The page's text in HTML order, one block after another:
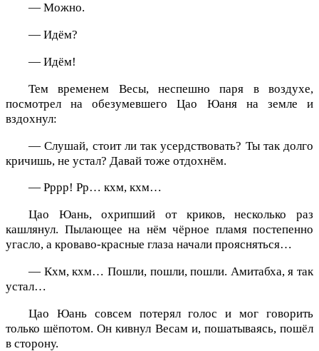
— Можно.
— Идём?
— Идём!
Тем временем Весы, неспешно паря в воздухе,
посмотрел на обезумевшего Цао Юаня на земле и
вздохнул:
— Слушай, стоит ли так усердствовать? Ты так долго
кричишь, не устал? Давай тоже отдохнём.
— Рррр! Рр… кхм, кхм…
Цао Юань, охрипший от криков, несколько раз
кашлянул. Пылающее на нём чёрное пламя постепенно
угасло, а кроваво-красные глаза начали проясняться…
— Кхм, кхм… Пошли, пошли, пошли. Амитабха, я так
устал…
Цао Юань совсем потерял голос и мог говорить
только шёпотом. Он кивнул Весам и, пошатываясь, пошёл
в сторону.